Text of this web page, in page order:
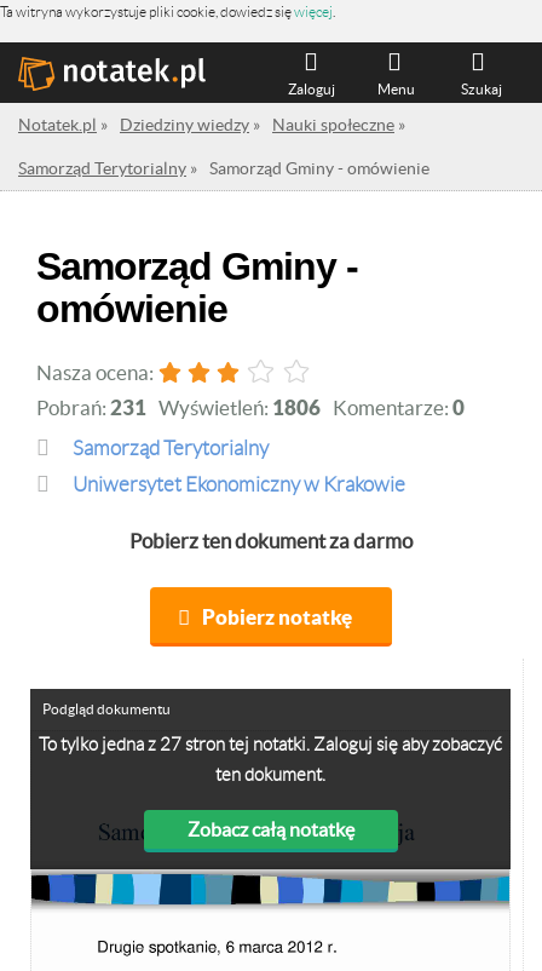
Ta witryna wykorzystuje pliki cookie, dowiedz sięwięcej
Szukaj
Menu
Zaloguj
Notatek.pl » Dziedziny wiedzy » Nauki społeczne »
Samorząd Terytorialny » Samorząd Gminy - omówienie
Samorząd Gminy -
omówienie
Nasza ocena:
Pobrań: 231 Wyświetleń: 1806 Komentarze: 0
Samorząd Terytorialny
Uniwersytet Ekonomiczny w Krakowie
Pobierz ten dokument za darmo
Pobierz notatkę
To tylko jedna z 27 stron tej notatki. Zaloguj się aby zobaczyć
ten dokument.
Zobacz całą notatkę
Podgląd dokumentu